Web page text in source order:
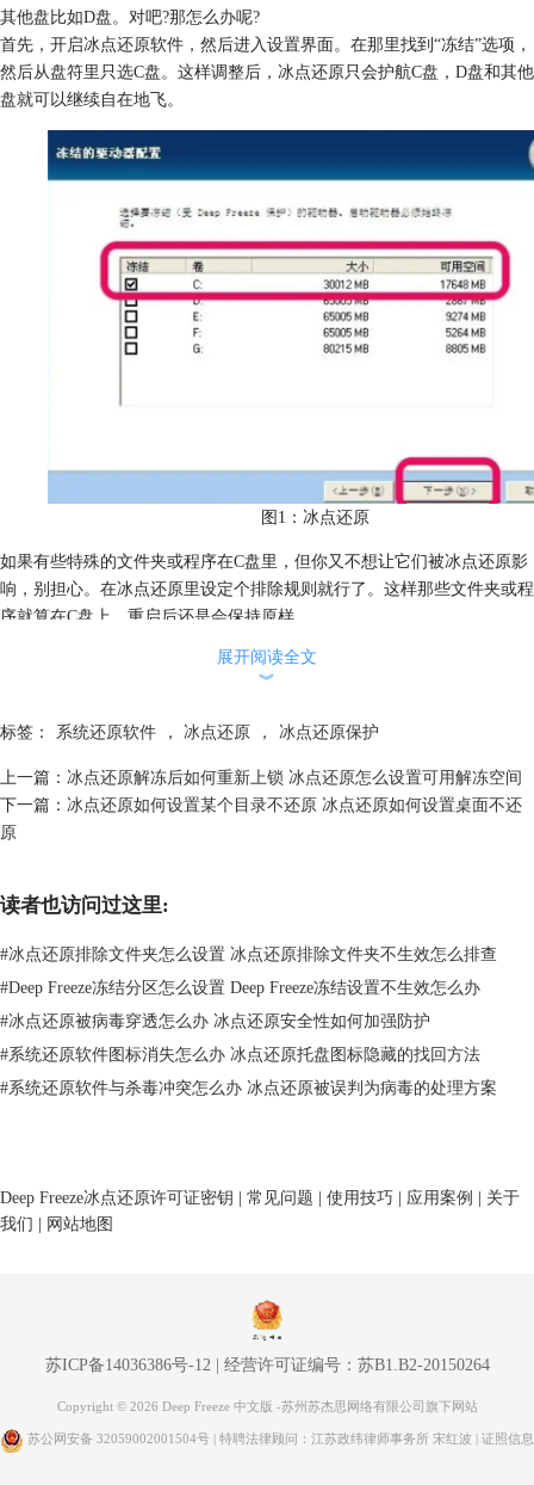
其他盘比如D盘。对吧?那怎么办呢?
首先，开启冰点还原软件，然后进入设置界面。在那里找到“冻结”选项，
然后从盘符里只选C盘。这样调整后，冰点还原只会护航C盘，D盘和其他
盘就可以继续自在地飞。
图1：冰点还原
如果有些特殊的文件夹或程序在C盘里，但你又不想让它们被冰点还原影
响，别担心。在冰点还原里设定个排除规则就行了。这样那些文件夹或程
序就算在C盘上，重启后还是会保持原样。
有时候，你可能就想保护系统盘(那个C盘)，但不想管其他盘比如D盘。
只要在冰点还原的设置里挑选D盘，然后把它标记成“不冻结”状态。这样
盘的东西就会照常留着。
小心翼翼，免得搞出什么误操作或遇到病毒的“捣乱”。
搞懂了冰点还原的“解冻”操作，就能让你在需要的时候，暂时关掉它的保
护功能，比如说系统要更新或者你想装个新软件。解冻操作其实挺简单
的。进了冰点还原的控制面板后，选好需要解冻的盘符，然后点一下“解
冻”按钮。搞定!一旦解冻，所有操作都会被永久保存，不会在重启后消
展开阅读全文
︾
标签： 系统还原软件 ， 冰点还原 ， 冰点还原保护
上一篇： 冰点还原解冻后如何重新上锁 冰点还原怎么设置可用解冻空间
下一篇： 冰点还原如何设置某个目录不还原 冰点还原如何设置桌面不还
原
读者也访问过这里:
#冰点还原排除文件夹怎么设置 冰点还原排除文件夹不生效怎么排查
#Deep Freeze冻结分区怎么设置 Deep Freeze冻结设置不生效怎么办
#冰点还原被病毒穿透怎么办 冰点还原安全性如何加强防护
#系统还原软件图标消失怎么办 冰点还原托盘图标隐藏的找回方法
#系统还原软件与杀毒冲突怎么办 冰点还原被误判为病毒的处理方案
Deep Freeze冰点还原许可证密钥 常见问题 使用技巧 应用案例
关于
我们
网站地图
苏ICP备14036386号-12| 经营许可证编号：苏B1.B2-20150264
Copyright © 2026 Deep Freeze 中文版 -苏州苏杰思网络有限公司旗下网站
苏公网安备 32059002001504号 | 特聘法律顾问：江苏政纬律师事务所 宋红波 | 证照信息